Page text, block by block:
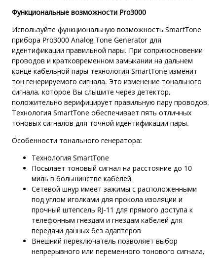
Функциональные возможности Pro3000
Используйте функциональную возможность SmartTone
прибора Pro3000 Analog Tone Generator для
идентификации правильной пары. При соприкосновении
проводов и кратковременном замыкании на дальнем
конце кабельной пары технология SmartTone изменит
тон генерируемого сигнала. Это изменение тонального
сигнала, которое Вы слышите через детектор,
положительно верифицирует правильную пару проводов.
Технология SmartTone обеспечивает пять отличных
тоновых сигналов для точной идентификации пары.
Особенности тонального генератора:
Технология SmartTone
Посылает тоновый сигнал на расстояние до 10
миль в большинстве кабелей
Сетевой шнур имеет зажимы с расположенными
под углом иголками для прокола изоляции и
прочный штепсель RJ-11 для прямого доступа к
телефонным гнездам и гнездам кабелей для
передачи данных без адаптеров
Внешний переключатель позволяет выбор
непрерывного или переменного тонового сигнала,